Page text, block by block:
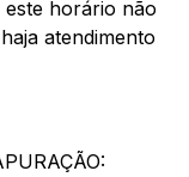
horário não
atendimento